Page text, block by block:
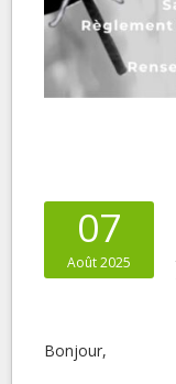
07
Août 2025
Bonjour,